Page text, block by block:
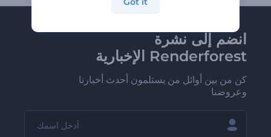
انضم إلى نشرة
Renderforest الإخبارية
كن من بين أوائل من يستلمون أحدث أخبارنا
وعروضنا